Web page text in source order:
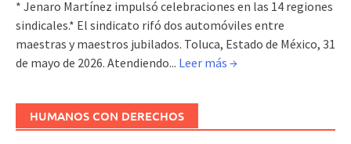
* Jenaro Martínez impulsó celebraciones en las 14 regiones
sindicales.* El sindicato rifó dos automóviles entre
maestras y maestros jubilados. Toluca, Estado de México, 31
de mayo de 2026. Atendiendo... Leer más →
HUMANOS CON DERECHOS